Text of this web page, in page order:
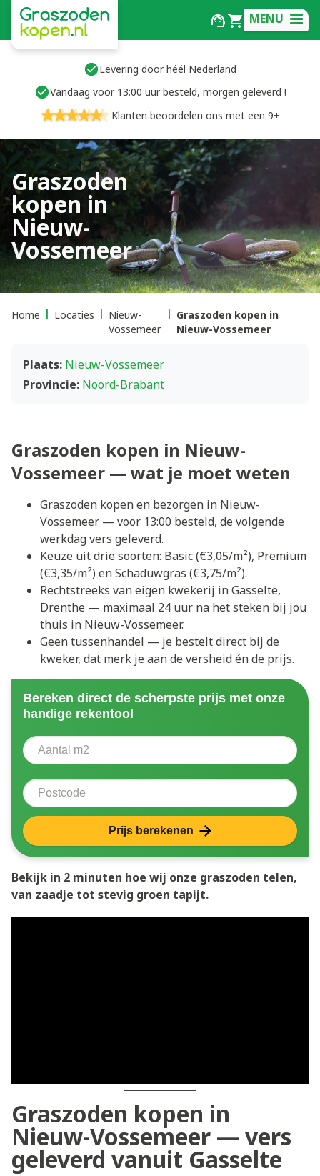
MENU
Levering door héél Nederland
Vandaag voor 13:00 uur besteld, morgen geleverd !
Klanten beoordelen ons met een 9+
Graszoden
kopen in
Nieuw-
Vossemeer
Home Locaties
Nieuw-
Vossemeer
Graszoden kopen in
Nieuw-Vossemeer
Plaats: Nieuw-Vossemeer
Provincie: Noord-Brabant
Graszoden kopen in Nieuw-
Vossemeer — wat je moet weten
Graszoden kopen en bezorgen in Nieuw-
Vossemeer — voor 13:00 besteld, de volgende
werkdag vers geleverd.
Keuze uit drie soorten: Basic (€3,05/m²), Premium
(€3,35/m²) en Schaduwgras (€3,75/m²).
Rechtstreeks van eigen kwekerij in Gasselte,
Drenthe — maximaal 24 uur na het steken bij jou
thuis in Nieuw-Vossemeer.
Geen tussenhandel — je bestelt direct bij de
kweker, dat merk je aan de versheid én de prijs.
Bereken direct de scherpste prijs met onze
handige rekentool
Aantal vierkante meter
Postcode
Prijs berekenen
Bekijk in 2 minuten hoe wij onze graszoden telen,
van zaadje tot stevig groen tapijt.
Graszoden kopen in
Nieuw-Vossemeer — vers
geleverd vanuit Gasselte